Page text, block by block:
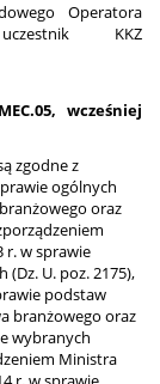
Operatora
KKZ
wcześniej
zgodne z
ogólnych
oraz
r. w sprawie
U. poz. 2175),
podstaw
branżowego oraz
wybranych
Ministra